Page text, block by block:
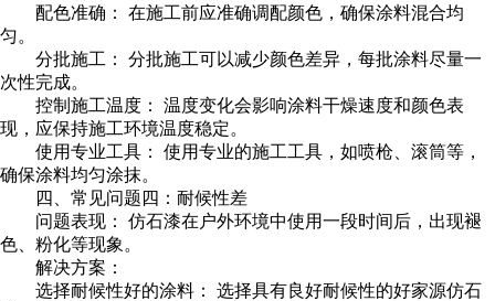
配色准确： 在施工前应准确调配颜色，确保涂料混合均
匀。
分批施工： 分批施工可以减少颜色差异，每批涂料尽量一
次性完成。
控制施工温度： 温度变化会影响涂料干燥速度和颜色表
现，应保持施工环境温度稳定。
使用专业工具： 使用专业的施工工具，如喷枪、滚筒等，
确保涂料均匀涂抹。
四、常见问题四：耐候性差
问题表现： 仿石漆在户外环境中使用一段时间后，出现褪
色、粉化等现象。
解决方案：
选择耐候性好的涂料： 选择具有良好耐候性的好家源仿石